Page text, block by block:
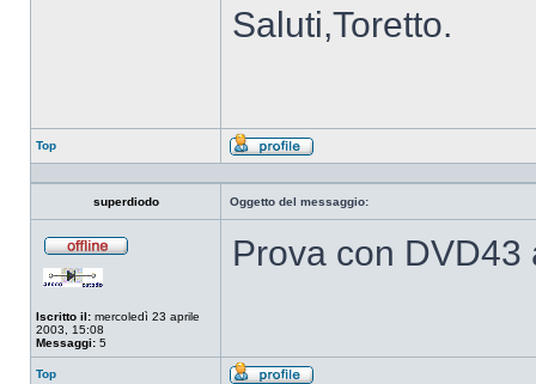
Saluti,Toretto.
Top
Profilo
superdiodo Oggetto del messaggio:
Iscritto il: mercoledì 23 aprile
2003, 15:08
Messaggi: 5
Prova con
Top